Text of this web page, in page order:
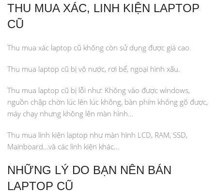
THU MUA XÁC, LINH KIỆN LAPTOP
CŨ
Thu mua xác laptop cũ không còn sử dụng được giá cao.
Thu mua laptop cũ bị vô nước, rơi bể, ngoại hình xấu.
Thu mua laptop cũ bị lỗi như: Không vào được windows,
nguồn chập chờn lúc lên lúc không, bàn phím không gõ được,
máy chạy nhưng không lên màn hình…
Thu mua linh kiện laptop như màn hình LCD, RAM, SSD,
Mainboard…và các linh kiện khác…
NHỮNG LÝ DO BẠN NÊN BÁN
LAPTOP CŨ